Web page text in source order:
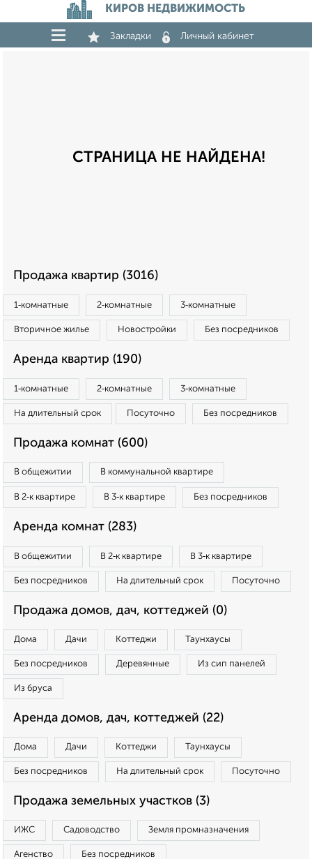
КИРОВ НЕДВИЖИМОСТЬ
Закладки Личный кабинет
СТРАНИЦА НЕ НАЙДЕНА!
Продажа квартир (3016)
1‑комнатные 2‑комнатные 3‑комнатные
Вторичное жилье Новостройки Без посредников
Аренда квартир (190)
1‑комнатные 2‑комнатные 3‑комнатные
На длительный срок Посуточно Без посредников
Продажа комнат (600)
В общежитии В коммунальной квартире
В 2‑к квартире В 3‑к квартире Без посредников
Аренда комнат (283)
В общежитии В 2‑к квартире В 3‑к квартире
Без посредников На длительный срок Посуточно
Продажа домов, дач, коттеджей (0)
Дома Дачи Коттеджи Таунхаусы
Без посредников Деревянные Из сип панелей
Из бруса
Аренда домов, дач, коттеджей (22)
Дома Дачи Коттеджи Таунхаусы
Без посредников На длительный срок Посуточно
Продажа земельных участков (3)
ИЖС Садоводство Земля промназначения
Агенство Без посредников